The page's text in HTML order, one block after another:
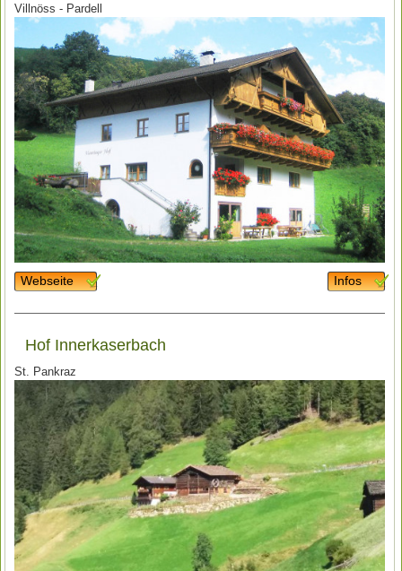
Villnöss - Pardell
Webseite Infos
Hof Innerkaserbach
St. Pankraz